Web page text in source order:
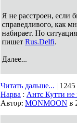
Я не расстроен, если
справедливого, как
набирает. Но
пишет Rus.Delfi.
Далее...
Читать дальше... | 1245
Нарва : Антс Кутти не
Автор: MONMOON в